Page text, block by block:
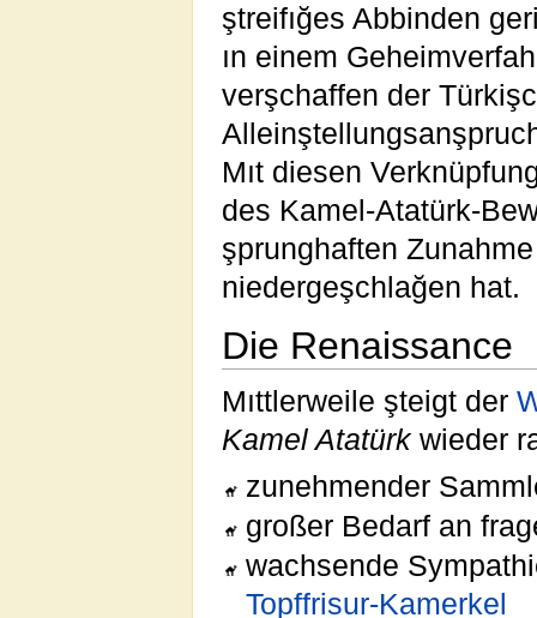
ştreifığes Abbinden
ın einem
verşchaffen der
Mıt diesen
des Kamel-Atatürk-
şprunghaften
niedergeşchlağen hat.
Die Renaissance
Mıttlerweile şteigt der
Kamel Atatürkwieder
zunehmender
großer Bedarf an
wachsende
Topffrisur-Kamerkel